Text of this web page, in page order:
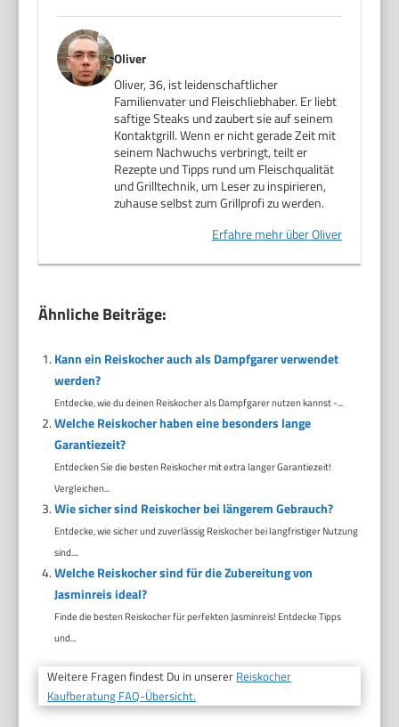
Oliver
Oliver, 36, ist leidenschaftlicher
Familienvater und Fleischliebhaber. Er liebt
saftige Steaks und zaubert sie auf seinem
Kontaktgrill. Wenn er nicht gerade Zeit mit
seinem Nachwuchs verbringt, teilt er
Rezepte und Tipps rund um Fleischqualität
und Grilltechnik, um Leser zu inspirieren,
zuhause selbst zum Grillprofi zu werden.
Erfahre mehr über Oliver
Ähnliche Beiträge:
Kann ein Reiskocher auch als Dampfgarer verwendet
werden?
Entdecke, wie du deinen Reiskocher als Dampfgarer nutzen kannst -...
Welche Reiskocher haben eine besonders lange
Garantiezeit?
Entdecken Sie die besten Reiskocher mit extra langer Garantiezeit!
Vergleichen...
Wie sicher sind Reiskocher bei längerem Gebrauch?
Entdecke, wie sicher und zuverlässig Reiskocher bei langfristiger Nutzung
sind....
Welche Reiskocher sind für die Zubereitung von
Jasminreis ideal?
Finde die besten Reiskocher für perfekten Jasminreis! Entdecke Tipps
und...
Weitere Fragen findest Du in unserer Reiskocher
Kaufberatung FAQ-Übersicht.